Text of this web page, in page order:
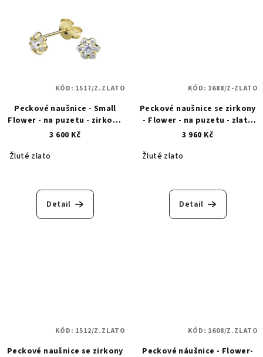
Peckové naušnice - Small
Flower - na puzetu - zirkon -
zlaté 1517
3 600 Kč
Žluté zlato
Detail
KÓD: 1517/Z.ZLATO
Peckové naušnice se zirkony
- Flower - na puzetu - zlaté
1688
3 960 Kč
Žluté zlato
Detail
KÓD: 1688/Z-ZLATO
Peckové naušnice se zirkony
KÓD: 1512/Z.ZLATO
Peckové náušnice - Flower-
KÓD: 1608/Z.ZLATO